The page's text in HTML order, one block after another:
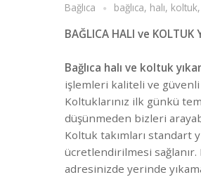
Bağlıca bağlıca, halı, koltuk,
BAĞLICA HALI ve KOLTUK
Bağlıca halı ve koltuk
işlemleri kaliteli ve
Koltuklarınız ilk günkü
düşünmeden bizleri
Koltuk takımları standart
ücretlendirilmesi
adresinizde yerinde